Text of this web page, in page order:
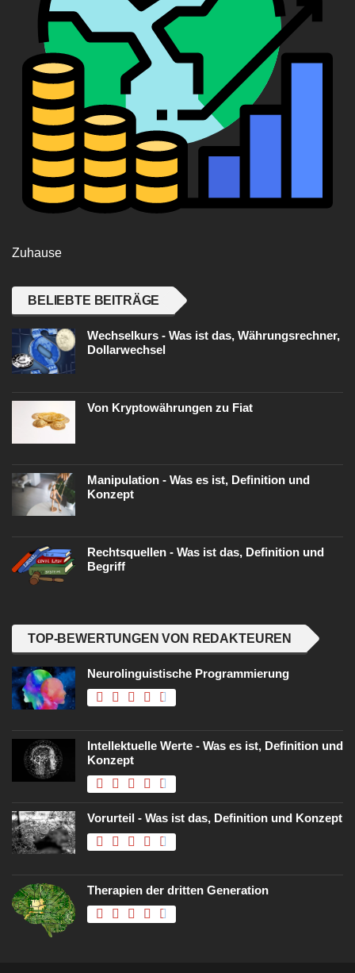
Zuhause
BELIEBTE BEITRÄGE
Wechselkurs - Was ist das, Währungsrechner,
Dollarwechsel
Von Kryptowährungen zu Fiat
Manipulation - Was es ist, Definition und
Konzept
Rechtsquellen - Was ist das, Definition und
Begriff
TOP-BEWERTUNGEN VON REDAKTEUREN
Neurolinguistische Programmierung
Intellektuelle Werte - Was es ist, Definition und
Konzept
Vorurteil - Was ist das, Definition und Konzept
Therapien der dritten Generation